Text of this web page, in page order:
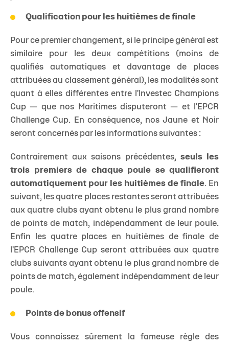
Qualification pour les huitièmes de finale
Pour ce premier changement, si le principe général est
similaire pour les deux compétitions (moins de
qualifiés automatiques et davantage de places
attribuées au classement général), les modalités sont
quant à elles différentes entre l'Investec Champions
Cup — que nos Maritimes disputeront — et l'EPCR
Challenge Cup. En conséquence, nos Jaune et Noir
seront concernés par les informations suivantes :
Contrairement aux saisons précédentes, seuls les
trois premiers de chaque poule se qualifieront
automatiquement pour les huitièmes de finale. En
suivant, les quatre places restantes seront attribuées
aux quatre clubs ayant obtenu le plus grand nombre
de points de match, indépendamment de leur poule.
Enfin les quatre places en huitièmes de finale de
l'EPCR Challenge Cup seront attribuées aux quatre
clubs suivants ayant obtenu le plus grand nombre de
points de match, également indépendamment de leur
poule.
Points de bonus offensif
Vous connaissez sûrement la fameuse règle des